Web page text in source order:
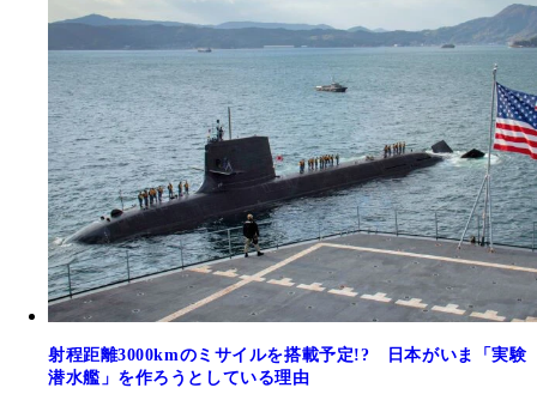
射程距離3000kmのミサイルを搭載予定!? 日本がいま「実験
潜水艦」を作ろうとしている理由